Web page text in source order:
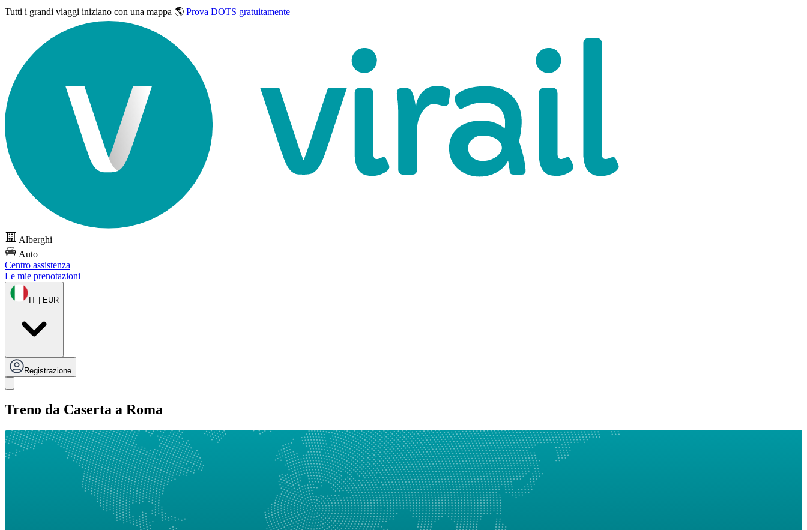
Tutti i grandi viaggi iniziano con una mappa 🌎 Prova DOTS gratuitamente
Alberghi
Auto
Centro assistenza
Le mie prenotazioni
IT | EUR
Registrazione
Treno da Caserta a Roma